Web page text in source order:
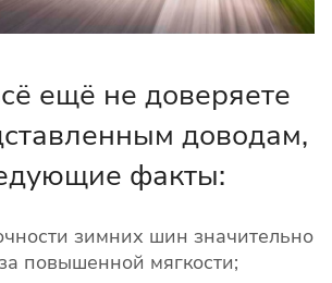
ещё не доверяете
доводам,
факты:
зимних шин значительно
повышенной мягкости;